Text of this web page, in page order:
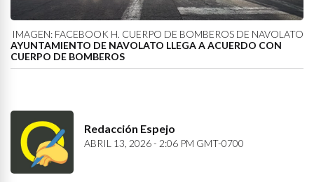
IMAGEN: FACEBOOK H. CUERPO DE BOMBEROS DE NAVOLATO
AYUNTAMIENTO DE NAVOLATO LLEGA A ACUERDO CON
CUERPO DE BOMBEROS
Redacción Espejo
ABRIL 13, 2026 - 2:06 PM GMT-0700